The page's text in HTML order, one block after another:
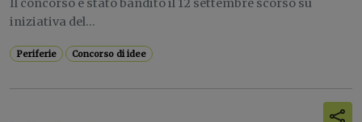
Il concorso è stato bandito il 12 settembre scorso su
iniziativa del...
Periferie Concorso di idee